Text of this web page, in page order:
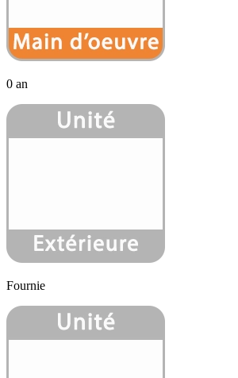
0 an
Fournie